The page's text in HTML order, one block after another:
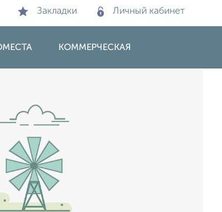
Закладки Личный кабинет
КОММЕРЧЕСКАЯ